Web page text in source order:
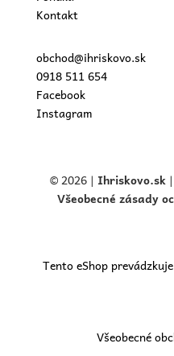
Kontakt
obchod@ihriskovo.sk
0918 511 654
Facebook
Instagram
© 2026 | Ihriskovo.sk|
Všeobecné zásady
Tento eShop
Všeobecné